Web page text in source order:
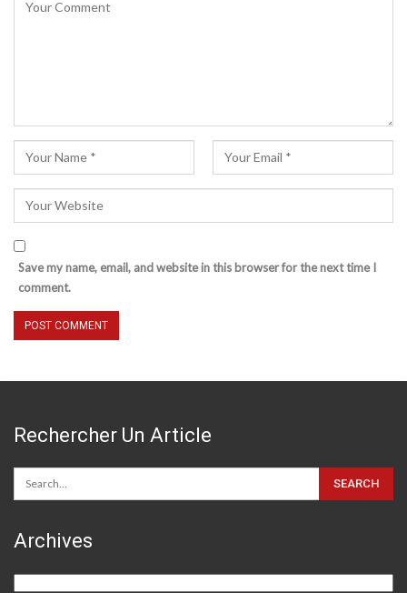
Save my name, email, and website in this browser for the next time I
comment.
Rechercher Un Article
Archives